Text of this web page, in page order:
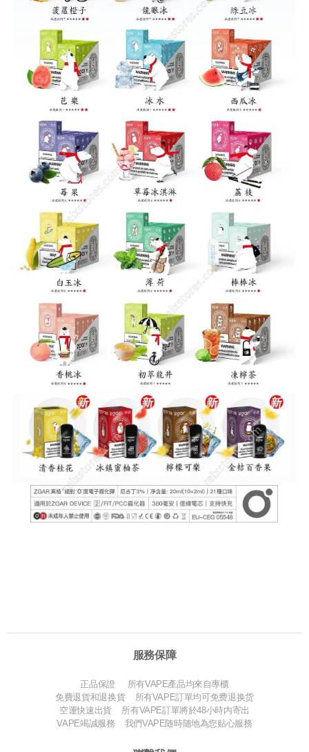
服務保障
正品保證 所有VAPE產品均來自專櫃
免費退貨和退换貨 所有VAPE訂單均可免费退换货
空運快速出貨 所有VAPE訂單將於48小時内寄出
VAPE竭誠服務 我們VAPE随時随地為您贴心服務